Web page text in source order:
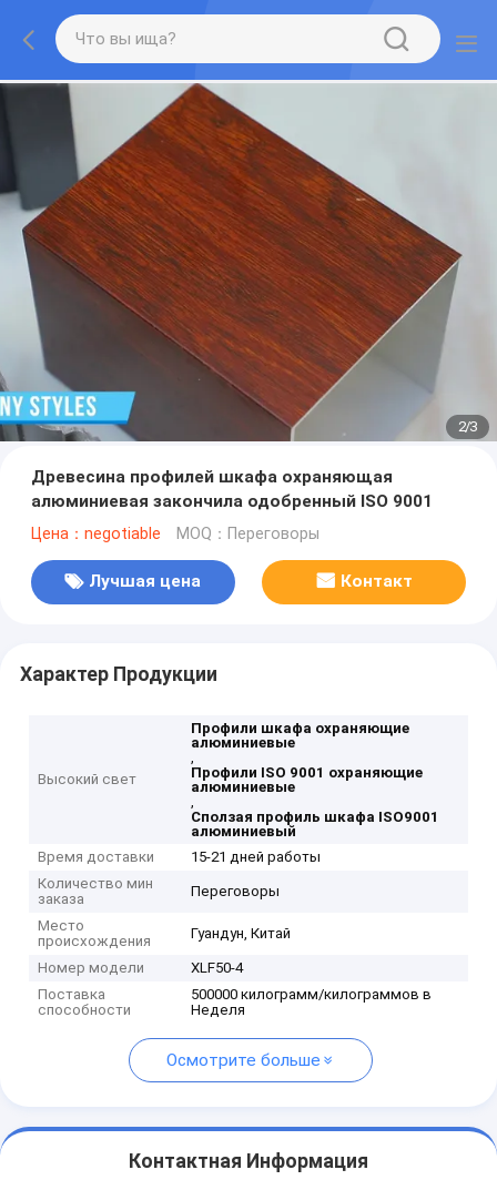
2/3
Древесина профилей шкафа охраняющая
алюминиевая закончила одобренный ISO 9001
Цена：negotiable MOQ：Переговоры
Лучшая цена Контакт
Характер Продукции
Высокий свет
Профили шкафа охраняющие
алюминиевые
,
Профили ISO 9001 охраняющие
алюминиевые
,
Сползая профиль шкафа ISO9001
алюминиевый
Время доставки
15-21 дней работы
Количество мин
заказа
Переговоры
Место
происхождения
Гуандун, Китай
Номер модели
XLF50-4
Поставка
способности
500000 килограмм/килограммов в
Неделя
Осмотрите больше
Контактная Информация